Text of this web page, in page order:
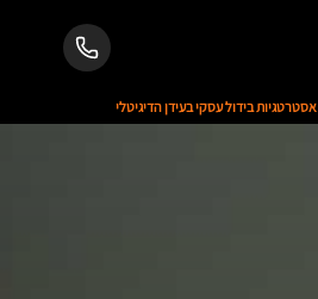
אסטרטגיות בידול עסקי בעידן הדיגיטלי